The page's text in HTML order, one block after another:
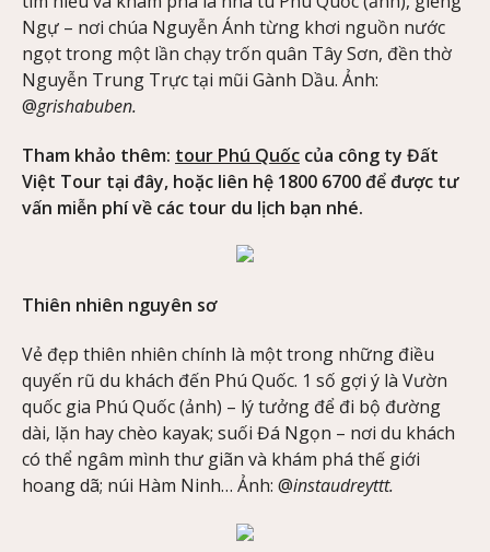
Ngự – nơi chúa Nguyễn Ánh từng khơi nguồn nước
ngọt trong một lần chạy trốn quân Tây Sơn, đền thờ
Nguyễn Trung Trực tại mũi Gành Dầu. Ảnh:
@grishabuben.
Tham khảo thêm: tour Phú Quốc của công ty Đất
Việt Tour tại đây, hoặc liên hệ 1800 6700 để được tư
vấn miễn phí về các tour du lịch bạn nhé.
Thiên nhiên nguyên sơ
Vẻ đẹp thiên nhiên chính là một trong những điều
quyến rũ du khách đến Phú Quốc. 1 số gợi ý là Vườn
quốc gia Phú Quốc (ảnh) – lý tưởng để đi bộ đường
dài, lặn hay chèo kayak; suối Đá Ngọn – nơi du khách
có thể ngâm mình thư giãn và khám phá thế giới
hoang dã; núi Hàm Ninh… Ảnh: @instaudreyttt.